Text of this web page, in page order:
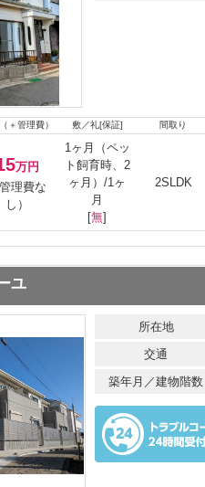
＋管理費） 敷／礼[保証] 間取り
万円
管理費な
し）
1ヶ月（ペッ
ト飼育時、2
ヶ月）/1ヶ
月
[無]
2SLDK
ユ
所在地
交通
築年月／建物階数